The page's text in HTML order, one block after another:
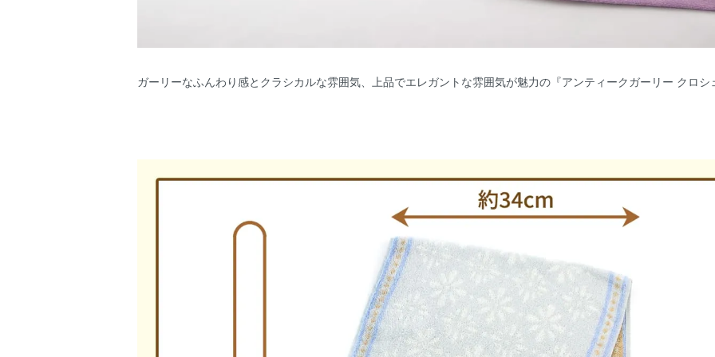
ガーリーなふんわり感とクラシカルな雰囲気、上品でエレガントな雰囲気が魅力の『アンティークガーリー クロシ